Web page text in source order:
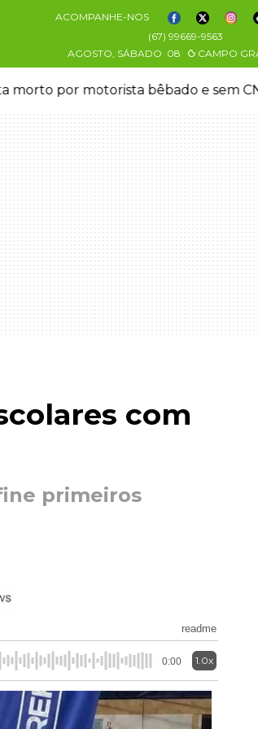
ACOMPANHE-NOS
(67) 99669-9563
AGOSTO, SÁBADO 08 CAMPO
morto por motorista bêbado e sem
com
primeiros
readme
0:00 1.0x